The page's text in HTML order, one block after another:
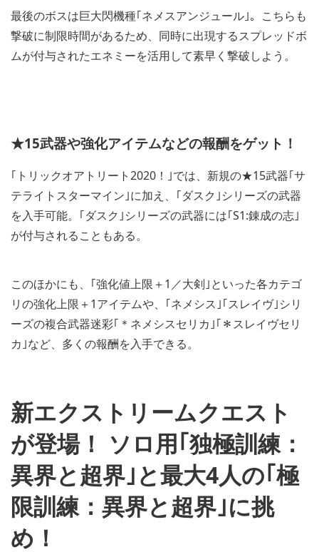
最後のボスは巨大閃機種｢ネメスアンジュール｣。こちらも
撃破に制限時間があるため、同時に出現するスプレッドボ
ムが付与されたエネミーを活用して素早く撃破しよう。
★15武器や強化アイテムなどの報酬をゲット！
｢トリックオアトリート2020！｣では、新規の★15武器｢サ
テライトスターマイン｣に加え、｢ダスク｣シリーズの武器
を入手可能。｢ダスク｣シリーズの武器には｢S1:錬成の志｣
が付与されることもある。
このほかにも、｢強化値上限＋1／大剣｣といった各カテゴ
リの強化上限＋1アイテムや、｢ネメシス｣｢スレイヴ｣シリ
ーズの複合武器迷彩｢＊ネメシスセリカ｣｢＊スレイヴセリ
カ｣など、多くの報酬を入手できる。
新エクストリームクエスト
が登場！ ソロ用｢独極訓練：
異界と超界｣と最大4人の｢極
限訓練：異界と超界｣に挑
め！